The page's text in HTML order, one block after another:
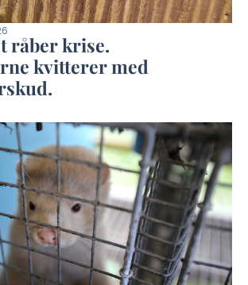
råber krise.
kvitterer med